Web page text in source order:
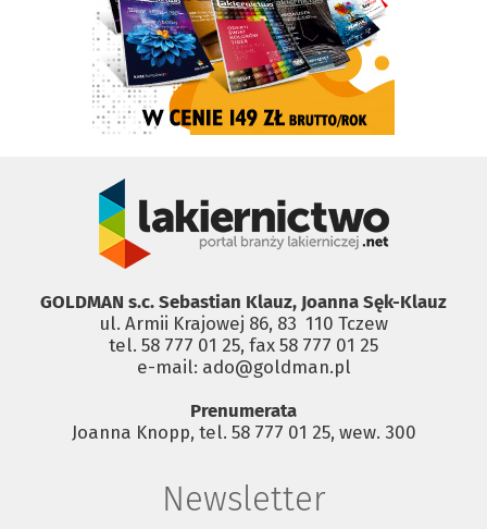
GOLDMAN s.c. Sebastian Klauz, Joanna Sęk-Klauz
ul. Armii Krajowej 86, 83 ­ 110 Tczew
tel. 58 777 01 25, fax 58 777 01 25
e-mail: ado@goldman.pl
Prenumerata
Joanna Knopp, tel. 58 777 01 25, wew. 300
Newsletter